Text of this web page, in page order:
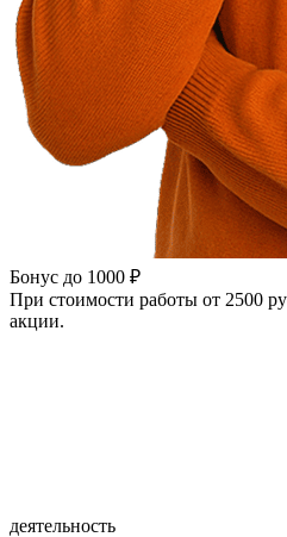
Бонус до 1000 ₽
При стоимости работы от 2500
акции.
деятельность